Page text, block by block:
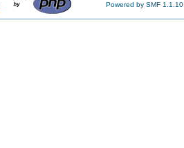
Powered by SMF 1.1.10